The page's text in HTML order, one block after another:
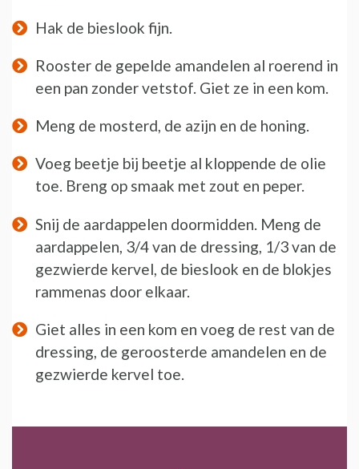
Hak de bieslook fijn.
Rooster de gepelde amandelen al roerend in
een pan zonder vetstof. Giet ze in een kom.
Meng de mosterd, de azijn en de honing.
Voeg beetje bij beetje al kloppende de olie
toe. Breng op smaak met zout en peper.
Snij de aardappelen doormidden. Meng de
aardappelen, 3/4 van de dressing, 1/3 van de
gezwierde kervel, de bieslook en de blokjes
rammenas door elkaar.
Giet alles in een kom en voeg de rest van de
dressing, de geroosterde amandelen en de
gezwierde kervel toe.